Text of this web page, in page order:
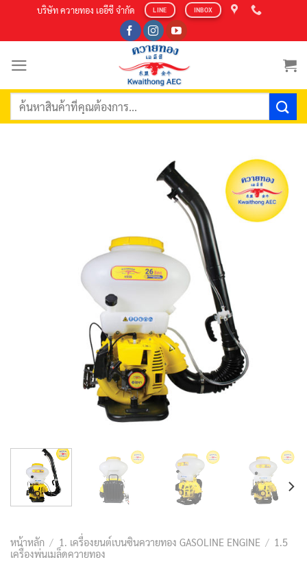
content
บริษัท ควายทอง เออีซี จำกัด LINE INBOX
ค้นหา:
หน้าหลัก / 1. เครื่องยนต์เบนซินควายทอง GASOLINE ENGINE / 1.5
เครื่องพ่นเมล็ดควายทอง